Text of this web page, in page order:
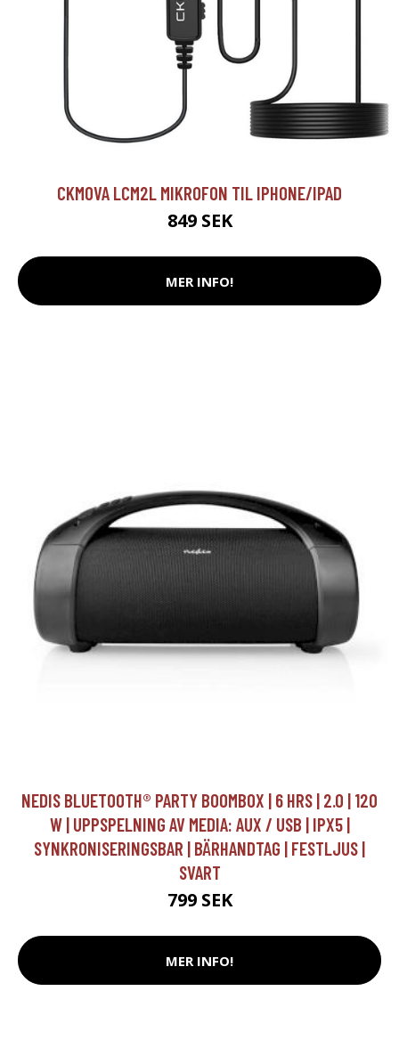
CKMOVA LCM2L MIKROFON TIL IPHONE/IPAD
849 SEK
MER INFO!
NEDIS BLUETOOTH® PARTY BOOMBOX | 6 HRS | 2.0 | 120
W | UPPSPELNING AV MEDIA: AUX / USB | IPX5 |
SYNKRONISERINGSBAR | BÄRHANDTAG | FESTLJUS |
SVART
799 SEK
MER INFO!